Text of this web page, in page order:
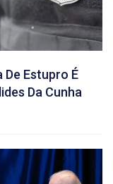
Estupro É
Da Cunha